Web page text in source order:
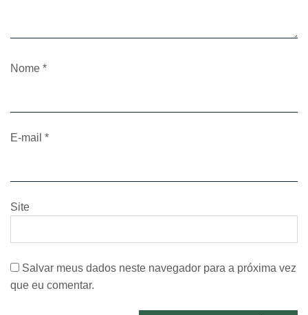
Nome *
E-mail *
Site
Salvar meus dados neste navegador para a próxima vez
que eu comentar.